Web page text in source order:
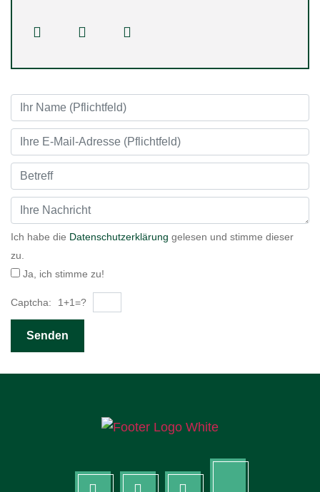
facebookPinterest
Name
Email
text
text
Ich habe die Datenschutzerklärung gelesen und stimme dieser
zu.
Ja, ich stimme zu!
Captcha: 1+1=?
facebookPinterest